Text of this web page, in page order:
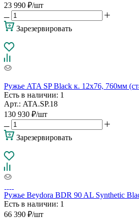
23 990 ₽/шт
Зарезервировать
Ружье ATA SP Black к. 12х76, 760мм
Есть в наличии: 1
Арт.: ATA.SP.18
130 930 ₽/шт
Зарезервировать
Ружье Beydora BDR 90 AL Synthetic
Есть в наличии: 1
66 390 ₽/шт